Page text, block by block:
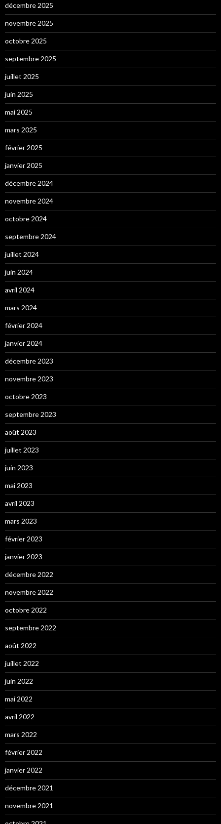
décembre 2025
novembre 2025
octobre 2025
septembre 2025
juillet 2025
juin 2025
mai 2025
mars 2025
février 2025
janvier 2025
décembre 2024
novembre 2024
octobre 2024
septembre 2024
juillet 2024
juin 2024
avril 2024
mars 2024
février 2024
janvier 2024
décembre 2023
novembre 2023
octobre 2023
septembre 2023
août 2023
juillet 2023
juin 2023
mai 2023
avril 2023
mars 2023
février 2023
janvier 2023
décembre 2022
novembre 2022
octobre 2022
septembre 2022
août 2022
juillet 2022
juin 2022
mai 2022
avril 2022
mars 2022
février 2022
janvier 2022
décembre 2021
novembre 2021